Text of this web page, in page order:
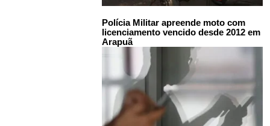
Polícia Militar apreende moto com
licenciamento vencido desde 2012 em
Arapuã